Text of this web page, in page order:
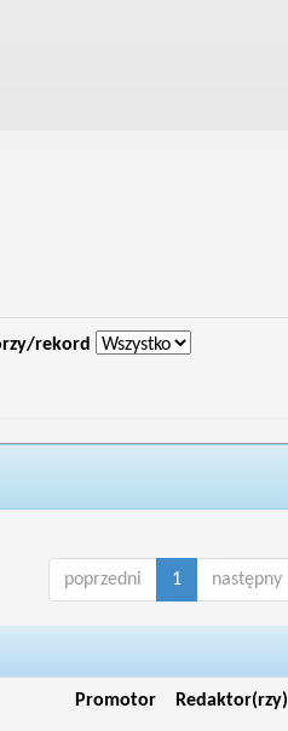
rekord
poprzedni 1 następny
Promotor Redaktor(rzy)